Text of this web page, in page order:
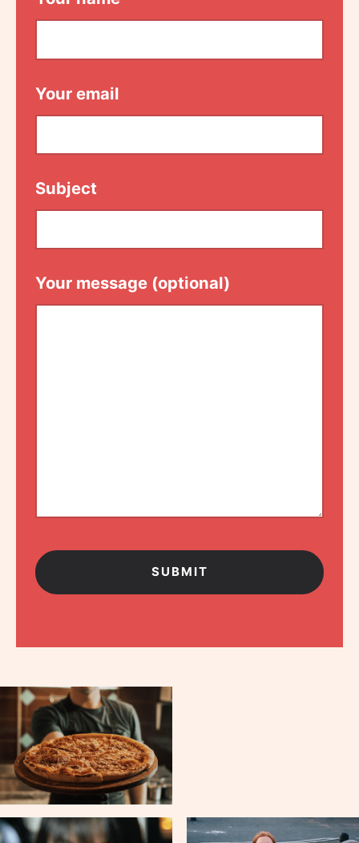
Your email
Subject
Your message (optional)